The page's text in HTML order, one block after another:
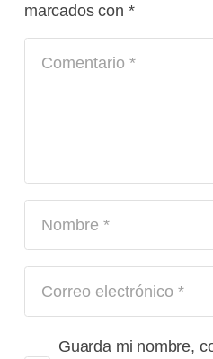
marcados con *
Guarda mi nombre,